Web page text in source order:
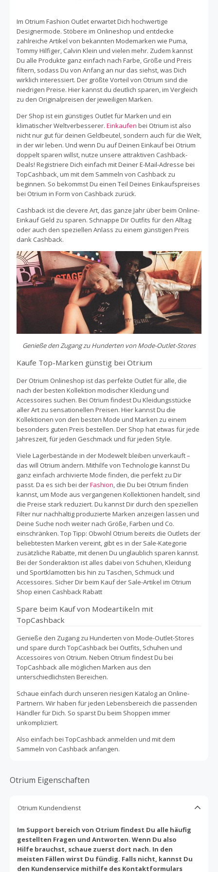
Im Otrium Fashion Outlet erwartet Dich hochwertige
Designermode. Stöbere im Onlineshop und entdecke
zahlreiche Artikel von bekannten Modemarken wie Puma,
Tommy Hilfiger, Calvin Klein und vielen mehr. Zudem kannst
Du alle Produkte ganz einfach nach Farbe, Größe und Preis
filtern, sodass Du von Anfang an nur das siehst, was Dich
wirklich interessiert. Der größte Vorteil von Otrium sind die
niedrigen Preise. Hier kannst du deutlich sparen, im Vergleich
zu den Originalpreisen der jeweiligen Marken.
Der Shop ist ein günstiges Outlet für Marken und ein
klimatischer Weltverbesserer. Einkaufen bei Otrium ist also
nicht nur gut für deinen Geldbeutel, sondern auch für die Welt,
in der wir leben. Und wenn Du auf Deinen Einkauf bei Otrium
doppelt sparen willst, nutze unsere attraktiven Cashback-
Deals! Registriere Dich einfach mit Deiner E-Mail-Adresse bei
TopCashback, um mit dem Sammeln von Cashback zu
beginnen. So bekommst Du einen Teil Deines Einkaufspreises
bei Otrium in Form von Cashback zurück.
Cashback ist die clevere Art, das ganze Jahr über beim Online-
Einkauf Geld zu sparen. Schnappe Dir Outfits für den Alltag
oder auch den speziellen Anlass zu einem günstigen Preis
dank Cashback.
Genieße den Zugang zu Hunderten von Mode-Outlet-Stores
Kaufe Top-Marken günstig bei Otrium
Der Otrium Onlineshop ist das perfekte Outlet für alle, die
nach der besten Kollektion modischer Kleidung und
Accessoires suchen. Bei Otrium findest Du Kleidungsstücke
aller Art zu sensationellen Preisen. Hier kannst Du die
Kollektionen von den besten Mode und Marken zu einem
besonders guten Preis bestellen. Der Shop hat etwas für jede
Jahreszeit, für jeden Geschmack und für jeden Style.
Viele Lagerbestände in der Modewelt bleiben unverkauft –
das will Otrium ändern. Mithilfe von Technologie kannst Du
ganz einfach archivierte Mode finden, die perfekt zu Dir
passt. Da es sich bei derFashion, die Du bei Otrium finden
kannst, um Mode aus vergangenen Kollektionen handelt, sind
die Preise stark reduziert. Du kannst Dir durch den speziellen
Filter nur nachhaltig produzierte Marken anzeigen lassen und
Deine Suche noch weiter nach Größe, Farben und Co.
einschränken. Top Tipp: Obwohl Otrium bereits die Outlets der
beliebtesten Marken vereint, gibt es in der Sale-Kategorie
zusätzliche Rabatte, mit denen Du unglaublich sparen kannst.
Bei der Sonderaktion ist alles dabei von Schuhen, Kleidung
und Sportklamotten bis hin zu Taschen, Schmuck und
Accessoires. Sicher Dir beim Kauf der Sale-Artikel im Otrium
Shop einen Cashback Rabatt
Spare beim Kauf von Modeartikeln mit
TopCashback
Genieße den Zugang zu Hunderten von Mode-Outlet-Stores
und spare durch TopCashback bei Outfits, Schuhen und
Accessoires von Otrium. Neben Otrium findest Du bei
TopCashback alle möglichen Marken aus den
unterschiedlichsten Bereichen.
Schaue einfach durch unseren riesigen Katalog an Online-
Partnern. Wir haben für jeden Lebensbereich die passenden
Händler für Dich. So sparst Du beim Shoppen immer
unkompliziert.
Also einfach bei TopCashback anmelden und mit dem
Sammeln von Cashback anfangen.
Otrium Eigenschaften
Otrium Kundendienst
Im Support bereich von Otrium findest Du alle häufig
gestellten Fragen und Antworten. Wenn Du also
Hilfe brauchst, schaue zuerst dort nach. In den
meisten Fällen wirst Du fündig. Falls nicht, kannst Du
den Kundenservice mithilfe des Kontaktformulars